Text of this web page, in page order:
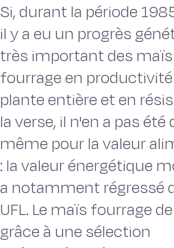
Si, durant la période
il y a eu un progrès
très important des maïs
fourrage en
plante entière et en
la verse, il n'en a pas été
même pour la valeur
: la valeur énergétique
a notamment régressé
UFL. Le maïs fourrage
grâce à une sélection